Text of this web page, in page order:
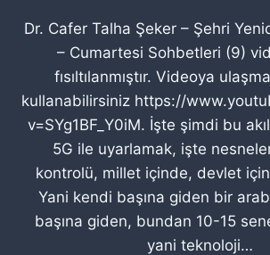
Dr. Cafer Talha Şeker – Şehri
– Cumartesi Sohbetleri (9)
fısıltılanmıştır. Videoya
kullanabilirsiniz https://
v=SYg1BF_Y0iM. İşte şimdi bu
5G ile uyarlamak, işte
kontrolü, millet içinde, devlet
Yani kendi başına giden bir
başına giden, bundan 10-15
yani teknoloji…